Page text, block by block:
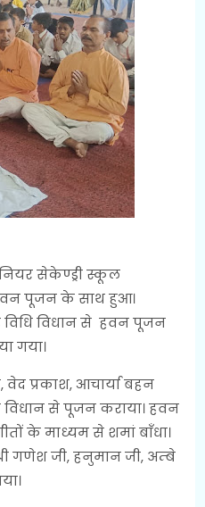
सेकेण्ड्री स्कूल
हवन पूजन के साथ हुआ।
विधि विधान से हवन पूजन
गया।
वेद प्रकाश, आचार्या बहन
विधान से पूजन कराया। हवन
के माध्यम से शमां बाँधा।
गणेश जी, हनुमान जी, अम्बे